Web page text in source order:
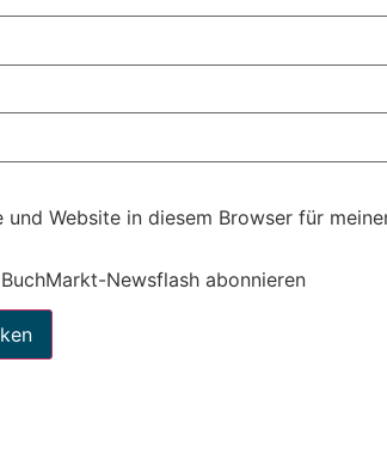
und Website in diesem Browser für
Newsflash abonnieren